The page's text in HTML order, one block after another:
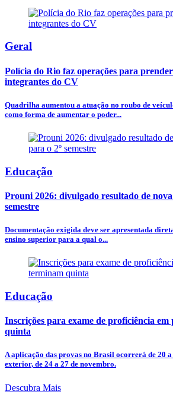
Geral
Polícia do Rio faz operações para prender
integrantes do CV
Quadrilha aumentou a atuação no roubo de
como forma de aumentar o poder...
Educação
Prouni 2026: divulgado resultado de
semestre
Documentação exigida deve ser apresentada
ensino superior para a qual o...
Educação
Inscrições para exame de proficiência
quinta
A aplicação das provas no Brasil ocorrerá de 20 a
exterior, de 24 a 27 de novembro.
Descubra Mais